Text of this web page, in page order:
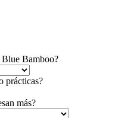
Bamboo?
prácticas?
más?